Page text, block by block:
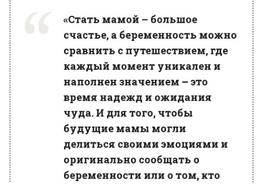
«Стать мамой – большое
счастье, а беременность можно
сравнить с путешествием, где
каждый момент уникален и
наполнен значением – это
время надежд и ожидания
чуда. И для того, чтобы
будущие мамы могли
делиться своими эмоциями и
оригинально сообщать о
беременности или о том, кто